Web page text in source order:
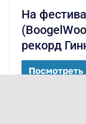
На
рекорд
Посмотреть